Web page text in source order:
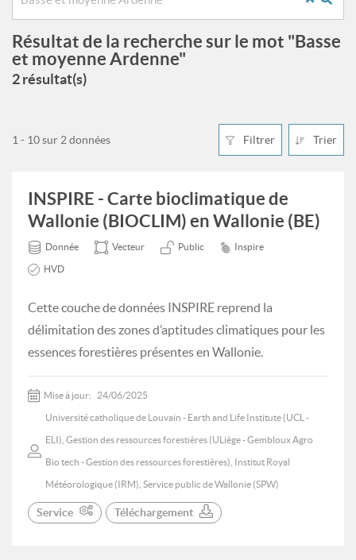
Résultat de la recherche sur le mot "Basse
et moyenne Ardenne"
2 résultat(s)
Filtrer Trier
1 - 10 sur 2 données
INSPIRE - Carte bioclimatique de
Wallonie (BIOCLIM) en Wallonie (BE)
Donnée Vecteur Public Inspire
HVD
Cette couche de données INSPIRE reprend la
délimitation des zones d’aptitudes climatiques pour les
essences forestières présentes en Wallonie.
Mise à jour: 24/06/2025
Université catholique de Louvain - Earth and Life Institute (UCL -
ELI), Gestion des ressources forestières (ULiège - Gembloux Agro
Bio tech - Gestion des ressources forestières), Institut Royal
Météorologique (IRM), Service public de Wallonie (SPW)
Service Téléchargement